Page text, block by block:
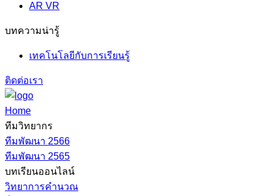
AR VR
บทความน่ารู้
เทคโนโลยีกับการเรียนรู้
ติดต่อเรา
Home
ทีมวิทยากร
ทีมพัฒนา 2566
ทีมพัฒนา 2565
บทเรียนออนไลน์
วิทยาการคำนวณ